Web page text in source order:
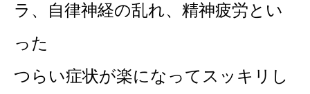
ラ、自律神経の乱れ、精神疲労とい
った
つらい症状が楽になってスッキリし